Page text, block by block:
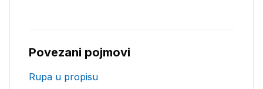
Povezani pojmovi
Rupa u propisu